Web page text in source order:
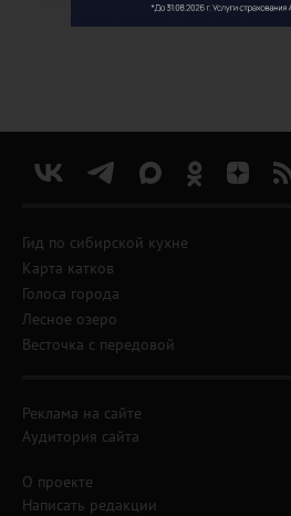
Гид по сибирской кухне
Карта катков
Голоса города
Лесное озеро
Весточка с передовой
Реклама на сайте
Аудитория сайта
О проекте
Написать редакции